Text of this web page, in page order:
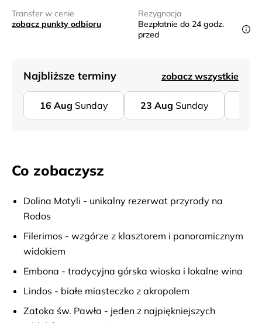
Transfer w cenie
zobacz punkty odbioru
Rezygnacja
Bezpłatnie do 24 godz.
przed
Najbliższe terminy zobacz wszystkie
16 Aug Sunday 23 Aug Sunday
Co zobaczysz
Dolina Motyli - unikalny rezerwat przyrody na
Rodos
Filerimos - wzgórze z klasztorem i panoramicznym
widokiem
Embona - tradycyjna górska wioska i lokalne wina
Lindos - białe miasteczko z akropolem
Zatoka św. Pawła - jeden z najpiękniejszych